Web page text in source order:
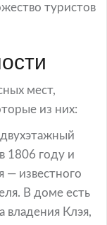
туристов
мест,
из них:
1806 году и
— известного
В доме есть
владения Клэя,